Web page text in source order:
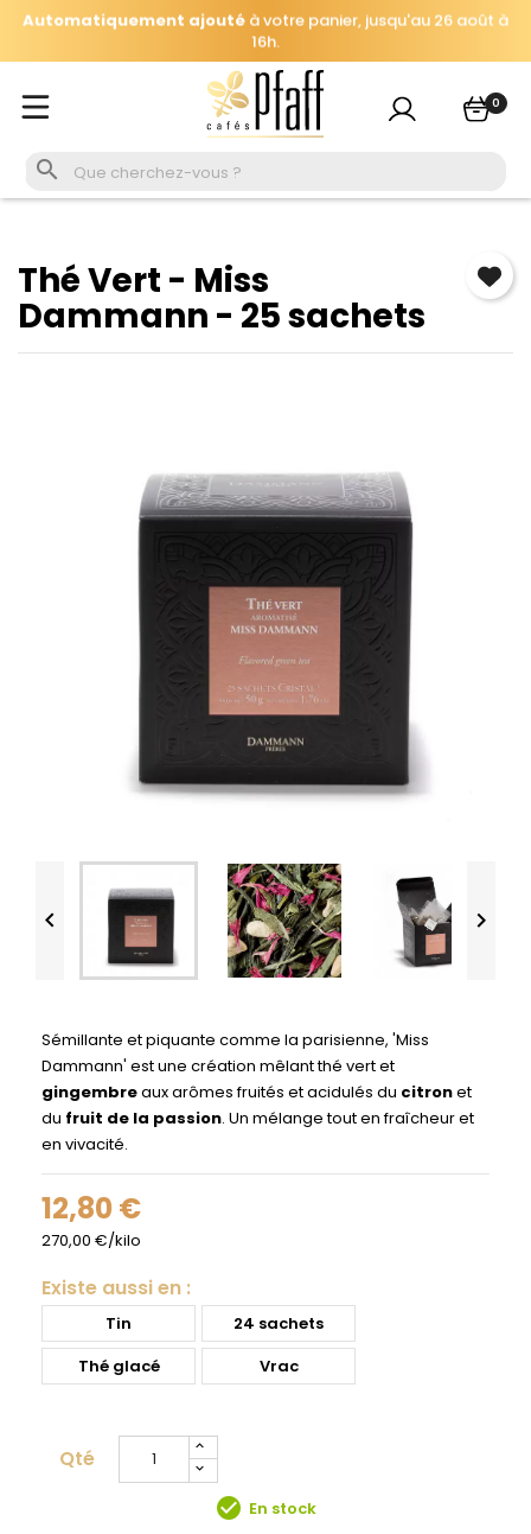
Automatiquement ajouté à votre panier, jusqu'au 26 août à
16h.
Cap sur Muhura, terroir et notes ensoleillés de l'Est du
250g offerts dès 69€ d'achat

0
Thé Vert - Miss
Dammann - 25 sachets
 
Sémillante et piquante comme la parisienne, 'Miss
Dammann' est une création mêlant thé vert et
gingembreaux arômes fruités et acidulés du citronet
du fruit de la passion. Un mélange tout en fraîcheur et
en vivacité.
12,80 €
270,00 €/kilo
Existe aussi en :
Tin
24 sachets
Thé glacé
Vrac
Qté
check_circle En stock
Se connecter ×
Vous devez être connecté pour enregistrer les produits
de votre liste de souhaits.